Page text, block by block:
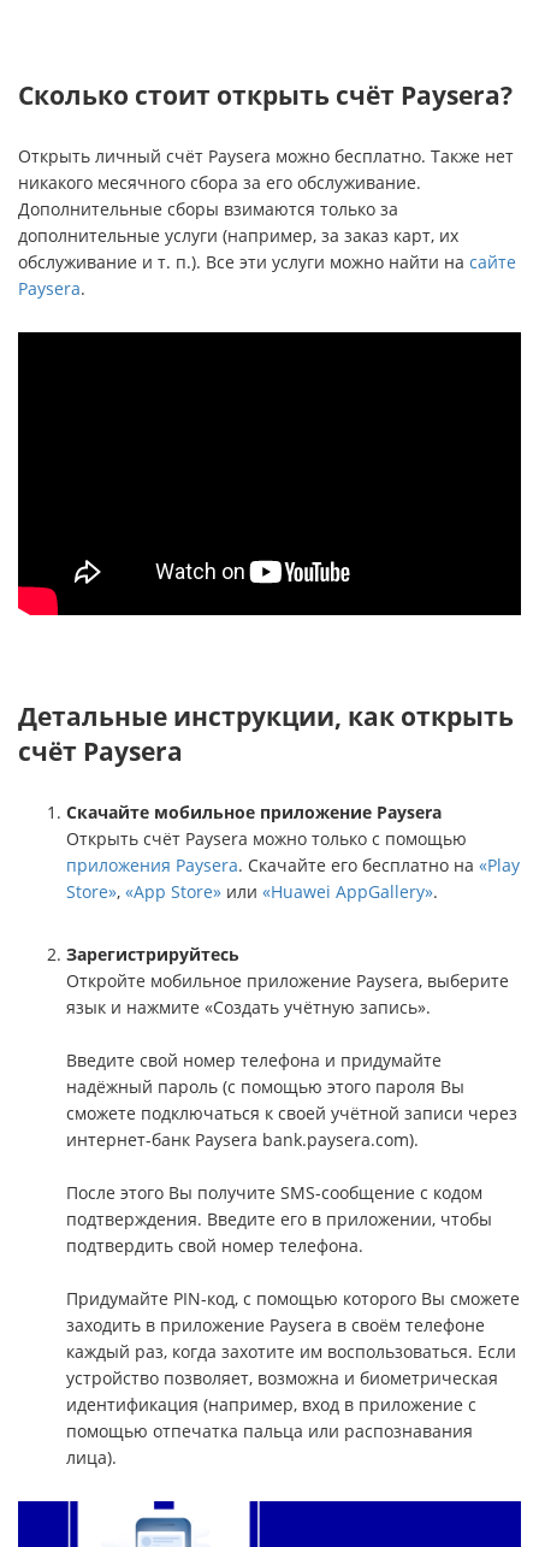
Сколько стоит открыть счёт Paysera?
Открыть личный счёт Paysera можно бесплатно. Также нет
никакого месячного сбора за его обслуживание.
Дополнительные сборы взимаются только за
дополнительные услуги (например, за заказ карт, их
обслуживание и т. п.). Все эти услуги можно найти на сайте
Paysera.
Детальные инструкции, как открыть
счёт Paysera
Скачайте мобильное приложение Paysera
Открыть счёт Paysera можно только с помощью
приложения Paysera. Скачайте его бесплатно на «Play
Store», «App Store» или «Huawei AppGallery».
Зарегистрируйтесь
Откройте мобильное приложение Paysera, выберите
язык и нажмите «Создать учётную запись».
Введите свой номер телефона и придумайте
надёжный пароль (с помощью этого пароля Вы
сможете подключаться к своей учётной записи через
интернет-банк Paysera bank.paysera.com).
После этого Вы получите SMS-сообщение с кодом
подтверждения. Введите его в приложении, чтобы
подтвердить свой номер телефона.
Придумайте PIN-код, с помощью которого Вы сможете
заходить в приложение Paysera в своём телефоне
каждый раз, когда захотите им воспользоваться. Если
устройство позволяет, возможна и биометрическая
идентификация (например, вход в приложение с
помощью отпечатка пальца или распознавания
лица).